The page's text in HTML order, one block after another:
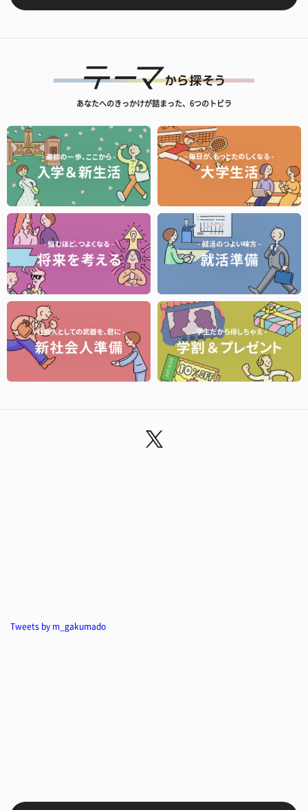
あなたへのきっかけが詰まった、6つのトビラ
Tweets by m_gakumado